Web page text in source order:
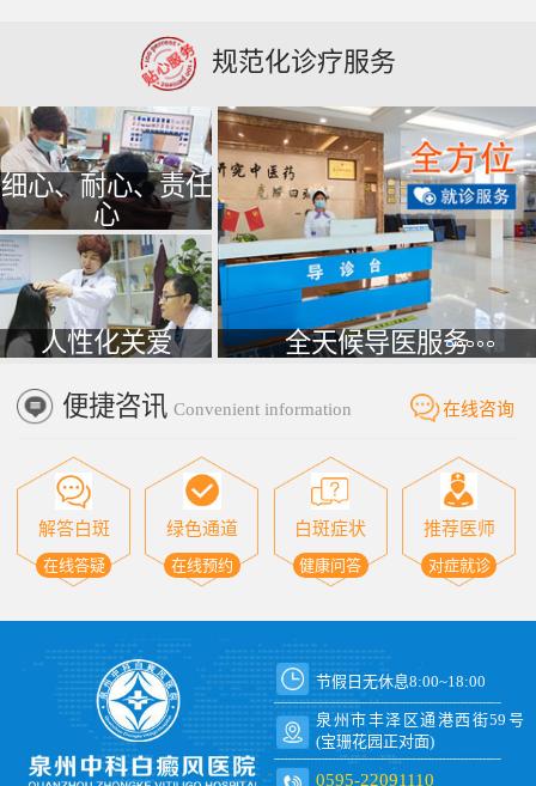
规范化诊疗服务
细心、耐心、责任
心
人性化关爱 全天候导医服务
便捷咨讯 Convenient information 在线咨询
解答白斑
在线答疑
绿色通道
在线预约
白斑症状
健康问答
推荐医师
对症就诊
节假日无休息8:00~18:00
泉州市丰泽区通港西街59号
(宝珊花园正对面)
0595-22091110